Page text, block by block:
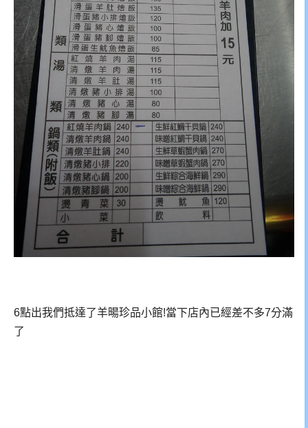
6點出我們抵達了羊暘珍品小館!當下店內已經差不多7分滿
了